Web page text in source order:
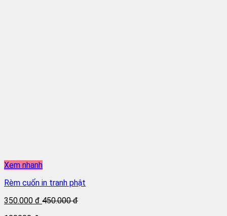
Xem nhanh
Rèm cuốn in tranh phật
350.000 đ 450.000 đ